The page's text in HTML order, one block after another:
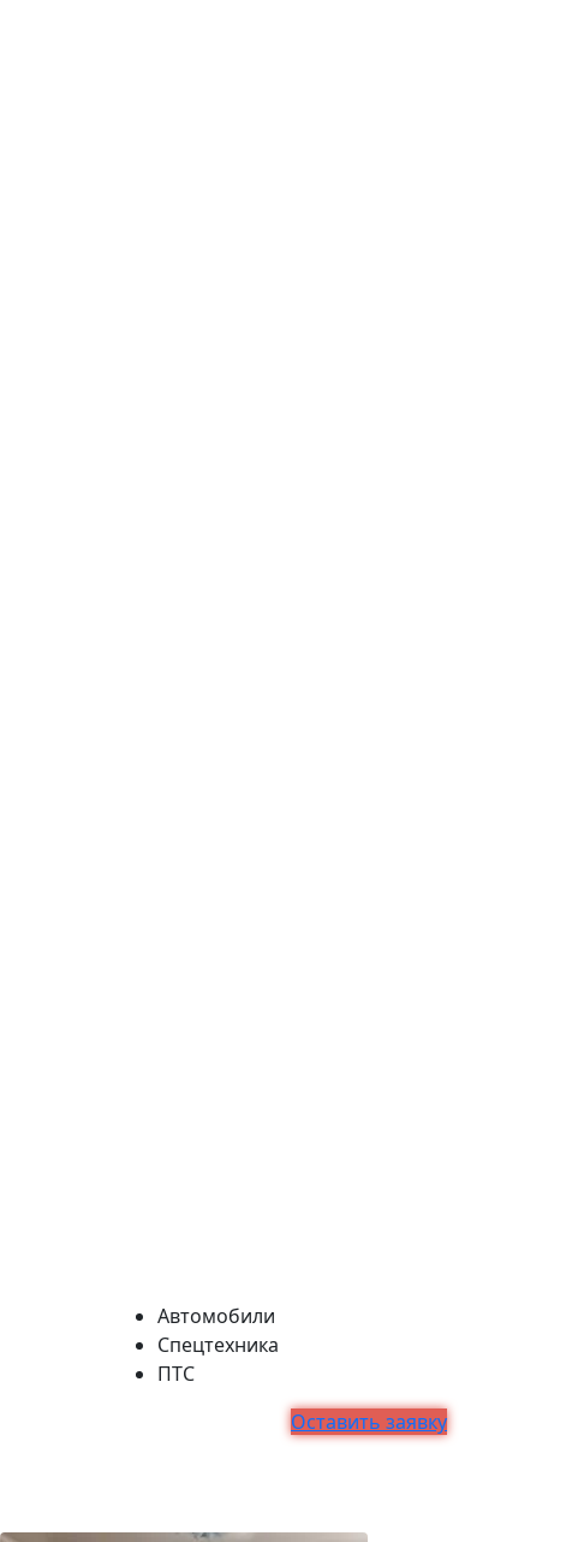
Автомобили
Спецтехника
ПТС
Оставить заявку